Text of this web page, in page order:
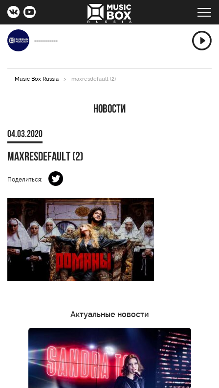
------------
Music Box Russia > maxresdefault (2)
Новости
04.03.2020
maxresdefault (2)
Поделиться:
Актуальные новости